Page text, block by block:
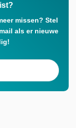
missen? Stel
als er nieuwe